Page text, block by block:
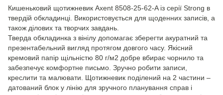
Кишеньковий щотижневик Axent 8508-25-62-A із серії Strong в
твердій обкладинці. Використовується для щоденних записів, а
також ділових та творчих завдань.
Тверда обкладинка з вінілу допомагає зберегти акуратний та
презентабельний вигляд протягом довгого часу. Якісний
кремовий папір щільністю 80 г/м2 добре вбирає чорнило та
забезпечує комфортне письмо. Зручно робити записи,
креслити та малювати. Щотижневик поділений на 2 частини –
датований блок у лінію для зручного планування справ і